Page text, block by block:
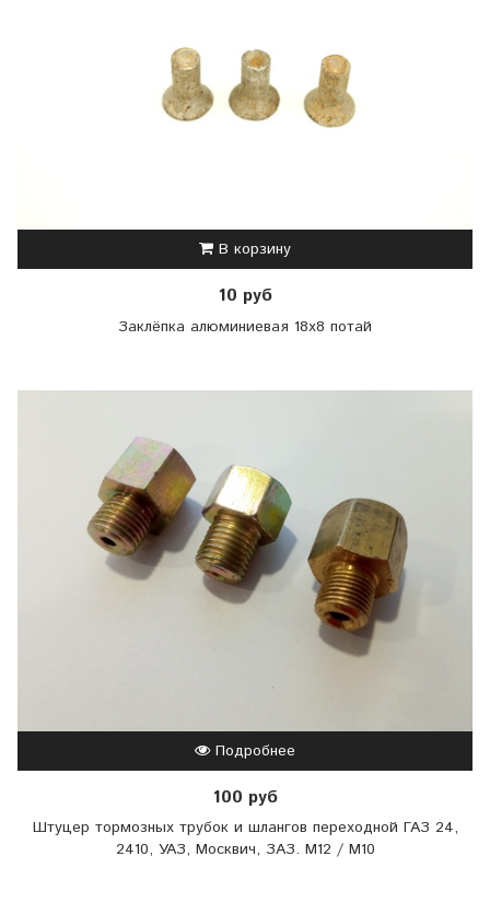
В корзину
10 руб
Заклёпка алюминиевая 18x8 потай
Подробнее
100 руб
Штуцер тормозных трубок и шлангов переходной ГАЗ 24,
2410, УАЗ, Москвич, ЗАЗ. М12 / М10